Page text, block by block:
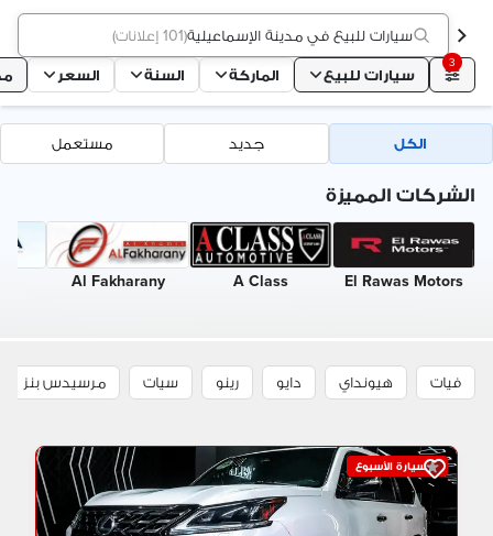
سيارات للبيع في مدينة الإسماعيلية(101 إعلانات )
3
سيارات للبيع الماركة السنة السعر
الكل جديد مستعمل
الشركات المميزة
El Rawas Motors
A Class
Al Fakharany
فيات هيونداي دايو رينو سيات مرسيدس بنز
سيارة الأسبوع